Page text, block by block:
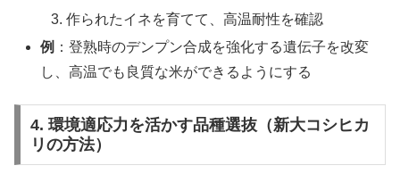
作られたイネを育てて、高温耐性を確認
例 ：登熟時のデンプン合成を強化する遺伝子を改変
し、高温でも良質な米ができるようにする
4. 環境適応力を活かす品種選抜（新大コシヒカ
リの方法）